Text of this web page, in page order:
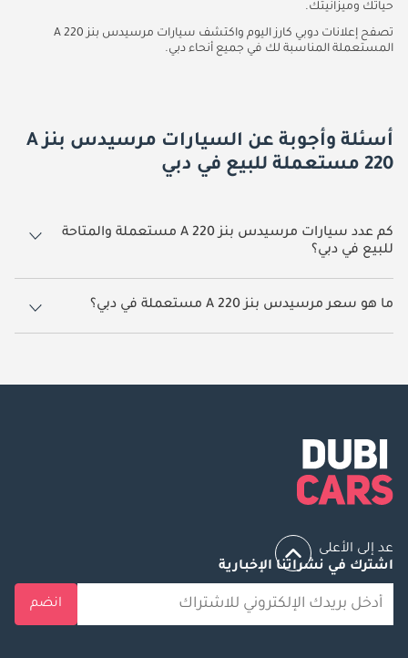
حياتك وميزانيتك.
تصفح إعلانات دوبي كارز اليوم واكتشف سيارات مرسيدس بنز A 220
المستعملة المناسبة لك في جميع أنحاء دبي.
أسئلة وأجوبة عن السيارات مرسيدس بنز A
220 مستعملة للبيع في دبي
كم عدد سيارات مرسيدس بنز A 220 مستعملة والمتاحة
للبيع في دبي؟
3 سيارة مرسيدس بنز A 220 مستعملة متوفرة للبيع في دبي.
ما هو سعر مرسيدس بنز A 220 مستعملة في دبي؟
يبدأ سعر سيارة مرسيدس بنز A 220 مستعملة في دبي 39,000.
عد إلى الأعلى
اشترك في نشراتنا الإخبارية
انضم